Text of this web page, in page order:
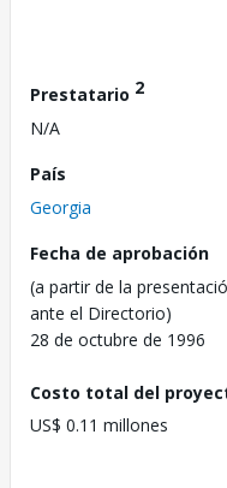
Prestatario 2
N/A
País
Georgia
Fecha de aprobación
(a partir de la
ante el Directorio)
28 de octubre de 1996
Costo total del
US$ 0.11 millones